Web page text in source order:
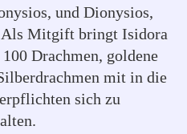
und Dionysios,
Als Mitgift bringt Isidora
Drachmen, goldene
mit in die
sich zu